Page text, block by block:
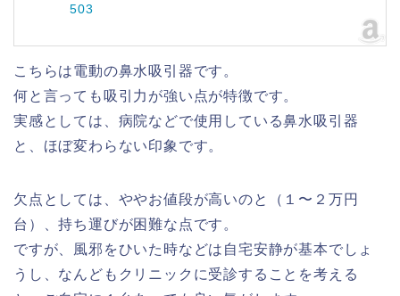
503
こちらは電動の鼻水吸引器です。
何と言っても吸引力が強い点が特徴です。
実感としては、病院などで使用している鼻水吸引器
と、ほぼ変わらない印象です。
欠点としては、ややお値段が高いのと（１〜２万円
台）、持ち運びが困難な点です。
ですが、風邪をひいた時などは自宅安静が基本でしょ
うし、なんどもクリニックに受診することを考える